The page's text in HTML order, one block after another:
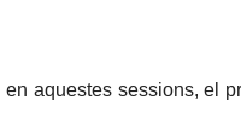
en aquestes sessions, el